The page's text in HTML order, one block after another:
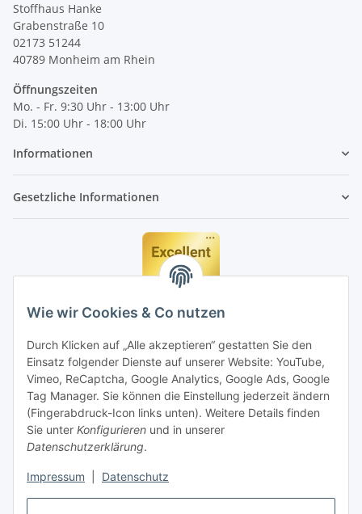
Wie wir Cookies & Co nutzen
Durch Klicken auf „Alle akzeptieren“ gestatten Sie den
Einsatz folgender Dienste auf unserer Website: YouTube,
Vimeo, ReCaptcha, Google Analytics, Google Ads, Google
Tag Manager. Sie können die Einstellung jederzeit ändern
(Fingerabdruck-Icon links unten). Weitere Details finden
Sie unter Konfigurieren und in unserer
Datenschutzerklärung.
Impressum Datenschutz
Stoffhaus Hanke
Grabenstraße 10
02173 51244
40789 Monheim am Rhein
Öffnungszeiten
Mo. - Fr. 9:30 Uhr - 13:00 Uhr
Di. 15:00 Uhr - 18:00 Uhr
Informationen
Gesetzliche Informationen
Vertrag widerrufen